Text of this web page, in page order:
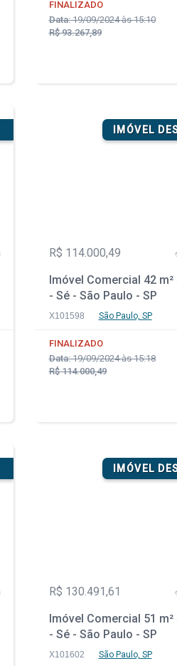
FINALIZADO
Data:19/09/2024 às 15:10
R$ 93.267,89
IMÓVEL
R$ 114.000,49
Imóvel Comercial 42 m²
- Sé - São Paulo - SP
X101598 São Paulo, SP
FINALIZADO
Data:19/09/2024 às 15:18
R$ 114.000,49
IMÓVEL
R$ 130.491,61
Imóvel Comercial 51 m²
- Sé - São Paulo - SP
X101602 São Paulo, SP